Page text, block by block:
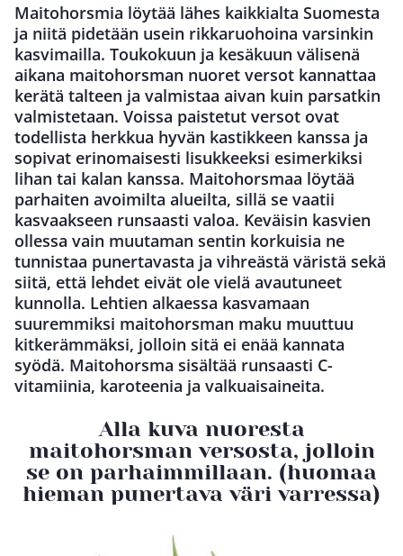
Maitohorsmia löytää lähes kaikkialta Suomesta
ja niitä pidetään usein rikkaruohoina varsinkin
kasvimailla. Toukokuun ja kesäkuun välisenä
aikana maitohorsman nuoret versot kannattaa
kerätä talteen ja valmistaa aivan kuin parsatkin
valmistetaan. Voissa paistetut versot ovat
todellista herkkua hyvän kastikkeen kanssa ja
sopivat erinomaisesti lisukkeeksi esimerkiksi
lihan tai kalan kanssa. Maitohorsmaa löytää
parhaiten avoimilta alueilta, sillä se vaatii
kasvaakseen runsaasti valoa. Keväisin kasvien
ollessa vain muutaman sentin korkuisia ne
tunnistaa punertavasta ja vihreästä väristä sekä
siitä, että lehdet eivät ole vielä avautuneet
kunnolla. Lehtien alkaessa kasvamaan
suuremmiksi maitohorsman maku muuttuu
kitkerämmäksi, jolloin sitä ei enää kannata
syödä. Maitohorsma sisältää runsaasti C-
vitamiinia, karoteenia ja valkuaisaineita.
Alla kuva nuoresta
maitohorsman versosta, jolloin
se on parhaimmillaan. (huomaa
hieman punertava väri varressa)